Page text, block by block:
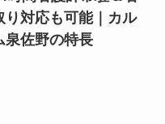
り対応も可能｜カル
泉佐野の特長